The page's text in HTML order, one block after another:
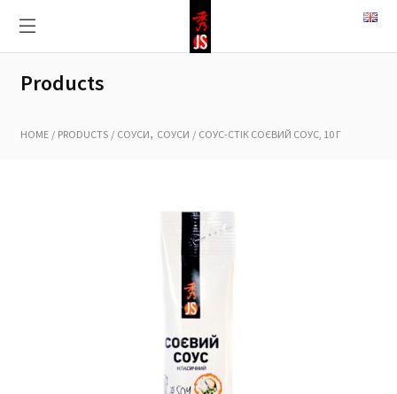
Products
HOME PRODUCTS СОУСИ, СОУСИ СОУС-СТІК СОЄВИЙ СОУС, 10 Г